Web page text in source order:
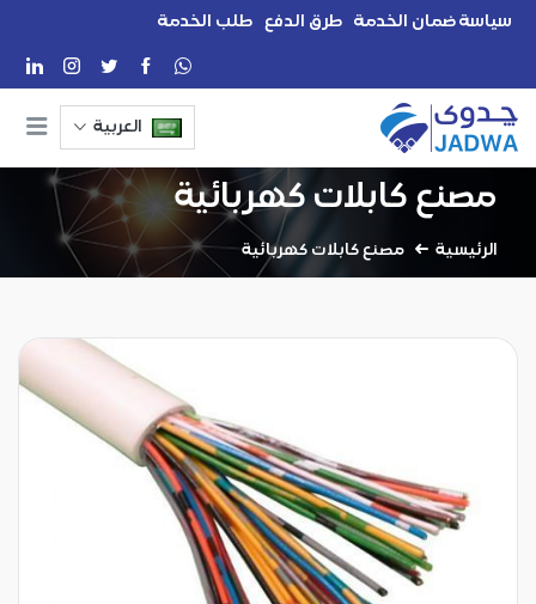
سياسة ضمان الخدمة طرق الدفع طلب الخدمة
العربية
مصنع كابلات كهربائية
الرئيسية مصنع كابلات كهربائية